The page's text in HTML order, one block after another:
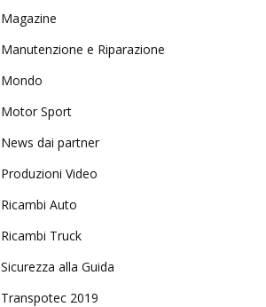
Magazine
Manutenzione e Riparazione
Mondo
Motor Sport
News dai partner
Produzioni Video
Ricambi Auto
Ricambi Truck
Sicurezza alla Guida
Transpotec 2019